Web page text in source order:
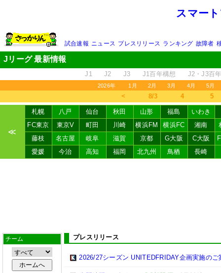
スマー
試合速報 ニュース プレスリリース ランキング 故障者
Jリーグ 最新情報
J1 J2 J3 J1百年構想 J2・J3百
2026年 1月 2月 3月 4月 5月
＜ 8/3 4 5
≪
札幌 八戸 仙台 秋田 山形 福島
いわき
FC東京
東京V 町田 川崎 横浜FM 横浜FC 湘南
藤枝
名古屋 岐阜 滋賀 京都 G大阪 C大阪
愛媛
今治 高知 福岡 北九州 鳥栖 長崎
チーム プレスリリース
2026/27シーズン UNITEDFRIDAY企画実施のご